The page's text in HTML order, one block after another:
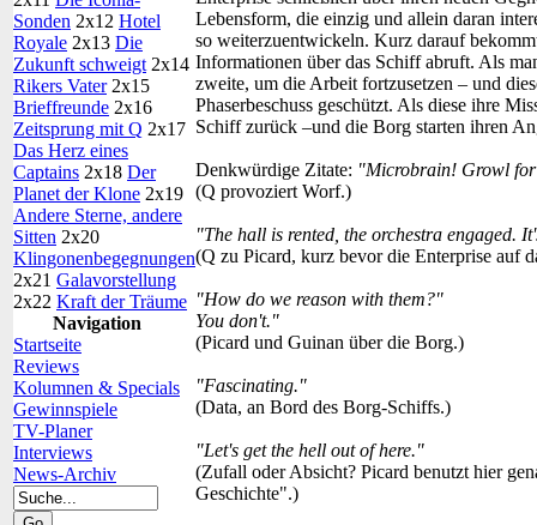
Sonden 2x12 Hotel
Royale 2x13 Die
Zukunft schweigt 2x14
Rikers Vater2x15
Brieffreunde 2x16
Zeitsprung mit Q 2x17
Das Herz eines
Captains 2x18 Der
Planet der Klone 2x19
Andere Sterne, andere
Sitten 2x20
Klingonenbegegnungen
2x21 Galavorstellung
2x22 Kraft der Träume
Navigation
Startseite
Reviews
Kolumnen & Specials
Gewinnspiele
TV-Planer
Interviews
News-Archiv
Lebensform, die einzig und allein daran
so weiterzuentwickeln. Kurz darauf
Informationen über das Schiff abruft. Als
zweite, um die Arbeit fortzusetzen – und
Phaserbeschuss geschützt. Als diese ihre
Schiff zurück –und die Borg starten ihren
Denkwürdige Zitate: "Microbrain! Growl for
(Q provoziert Worf.)
"The hall is rented, the orchestra engaged.
(Q zu Picard, kurz bevor die Enterprise auf
"How do we reason with them?"
You don't."
(Picard und Guinan über die Borg.)
"Fascinating."
(Data, an Bord des Borg-Schiffs.)
"Let's get the hell out of here."
(Zufall oder Absicht? Picard benutzt hier
Geschichte".)